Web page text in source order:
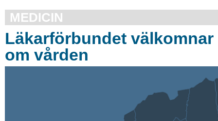
MEDICIN
Läkarförbundet
om vården